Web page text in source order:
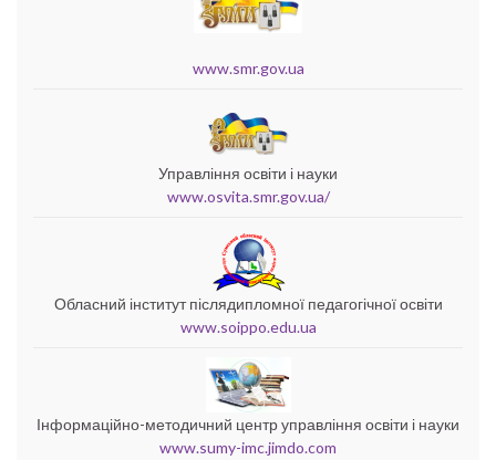
www.smr.gov.ua
Управління освіти і науки
www.osvita.smr.gov.ua/
Обласний інститут післядипломної педагогічної освіти
www.soippo.edu.ua
Інформаційно-методичний центр управління освіти і науки
www.sumy-imc.jimdo.com